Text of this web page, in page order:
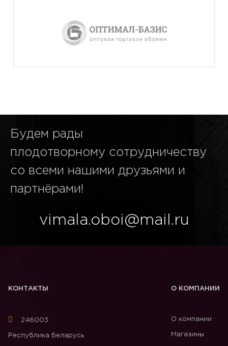
Будем рады
плодотворному сотрудничеству
со всеми нашими друзьями и
партнёрами!
vimala.oboi@mail.ru
КОНТАКТЫ
246003
Республика Беларусь
О КОМПАНИИ
О компании
Магазины